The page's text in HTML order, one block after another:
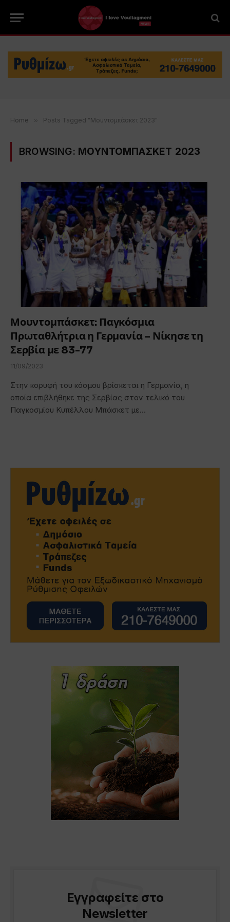
Home » Posts Tagged "Μουντομπάσκετ 2023"
BROWSING: ΜΟΥΝΤΟΜΠΑΣΚΕΤ 2023
Μουντομπάσκετ: Παγκόσμια
Πρωταθλήτρια η Γερμανία – Νίκησε τη
Σερβία με 83-77
11/09/2023
Στην κορυφή του κόσμου βρίσκεται η Γερμανία, η
οποία επιβλήθηκε της Σερβίας στον τελικό του
Παγκοσμίου Κυπέλλου Μπάσκετ με…
Εγγραφείτε στο
Newsletter